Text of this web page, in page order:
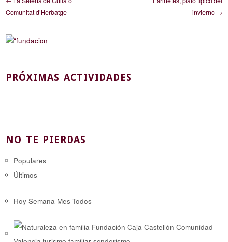
Comunitat d’Herbatge
invierno →
PRÓXIMAS ACTIVIDADES
NO TE PIERDAS
Populares
Últimos
Hoy Semana Mes Todos